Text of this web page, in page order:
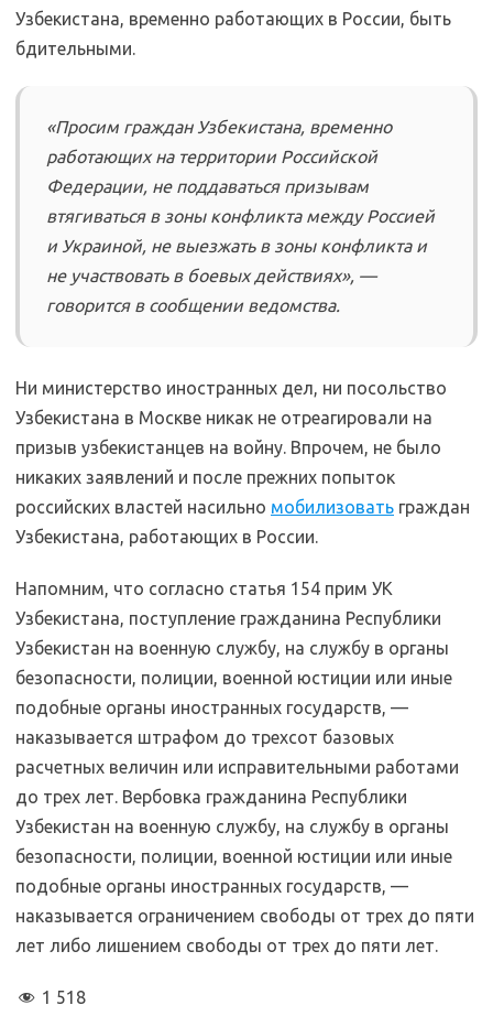
Узбекистана, временно работающих в России, быть
бдительными.
«Просим граждан Узбекистана, временно
работающих на территории Российской
Федерации, не поддаваться призывам
втягиваться в зоны конфликта между Россией
и Украиной, не выезжать в зоны конфликта и
не участвовать в боевых действиях», —
говорится в сообщении ведомства.
Ни министерство иностранных дел, ни посольство
Узбекистана в Москве никак не отреагировали на
призыв узбекистанцев на войну. Впрочем, не было
никаких заявлений и после прежних попыток
российских властей насильно мобилизовать граждан
Узбекистана, работающих в России.
Напомним, что согласно статья 154 прим УК
Узбекистана, поступление гражданина Республики
Узбекистан на военную службу, на службу в органы
безопасности, полиции, военной юстиции или иные
подобные органы иностранных государств, —
наказывается штрафом до трехсот базовых
расчетных величин или исправительными работами
до трех лет. Вербовка гражданина Республики
Узбекистан на военную службу, на службу в органы
безопасности, полиции, военной юстиции или иные
подобные органы иностранных государств, —
наказывается ограничением свободы от трех до пяти
лет либо лишением свободы от трех до пяти лет.
1 518